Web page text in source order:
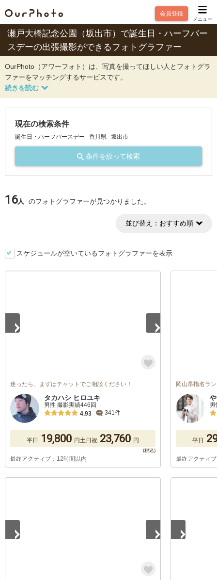
会員登録
メニュー
瀬戸大橋記念公園（坂出市）で誕生日・ハーフバー
スデーの出張撮影ができるフォトグラファー
OurPhoto（アワーフォト）は、写真を撮ってほしい人とフォトグラ
ファーをマッチングするサービスです。
現在の検索条件
誕生日・ハーフバースデー 香川県 坂出市
条件を絞って検索
16人 のフォトグラファーが見つかりました。
並び替え： おすすめ順
スケジュールが空いているフォトグラファーを表示
迷ったら、まずはチャットでご相談ください！
タカハシ ヒロユキ
男性 撮影実績446回
4.93
341件
平日 19,800 円土日祝 23,760 円
最終アクティブ：12時間以内
岡山県指名ラ
平日
最終アクティ